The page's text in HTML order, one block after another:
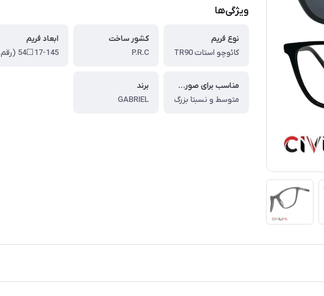
ویژگی‌ها
نوع فریم
کائوچو استات TR90
کشور ساخت
P.R.C
ابعاد فریم
مناسب برای صورت های
متوسط و نسبتا بزرگ
برند
GABRIEL